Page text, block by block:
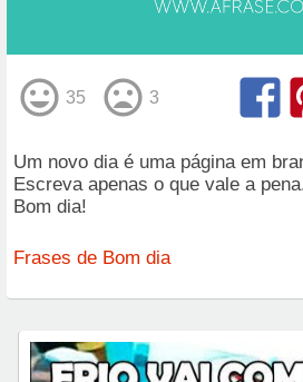
35 3
Um novo dia é uma página em
Escreva apenas o que vale a
Bom dia!
Frases de Bom dia